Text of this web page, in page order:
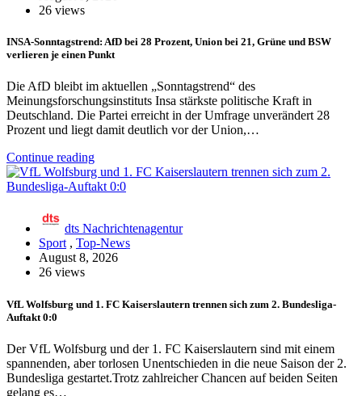
26 views
INSA-Sonntagstrend: AfD bei 28 Prozent, Union bei 21, Grüne und BSW
verlieren je einen Punkt
Die AfD bleibt im aktuellen „Sonntagstrend“ des
Meinungsforschungsinstituts Insa stärkste politische Kraft in
Deutschland. Die Partei erreicht in der Umfrage unverändert 28
Prozent und liegt damit deutlich vor der Union,…
Continue reading
dts Nachrichtenagentur
Sport, Top-News
August 8, 2026
26 views
VfL Wolfsburg und 1. FC Kaiserslautern trennen sich zum 2. Bundesliga-
Auftakt 0:0
Der VfL Wolfsburg und der 1. FC Kaiserslautern sind mit einem
spannenden, aber torlosen Unentschieden in die neue Saison der 2.
Bundesliga gestartet.Trotz zahlreicher Chancen auf beiden Seiten
gelang es…